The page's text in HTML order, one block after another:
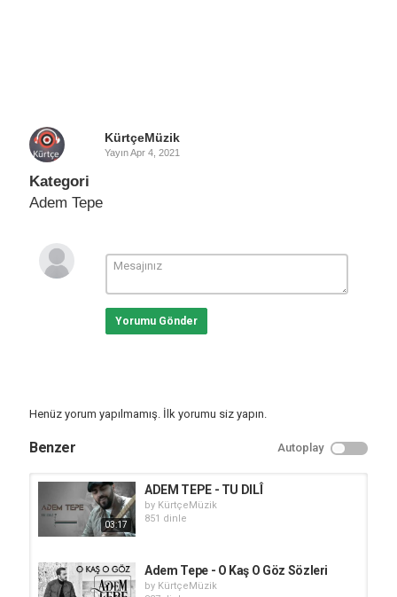
KürtçeMüzik
YayınApr 4, 2021
Kategori
Adem Tepe
Yorumu Gönder
Henüz yorum yapılmamış. İlk yorumu siz yapın.
Benzer Autoplay
03:17
ADEM TEPE - TU DILÎ
by KürtçeMüzik
851 dinle
Adem Tepe - O Kaş O Göz Sözleri
by KürtçeMüzik